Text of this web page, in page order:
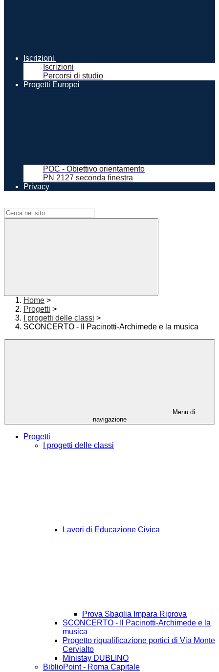
Iscrizioni
Iscrizioni
Percorsi di studio
Progetti Europei
POC - Obiettivo orientamento
PN 2127 seconda finestra
Privacy
Home >
Progetti >
I progetti delle classi >
SCONCERTO - Il Pacinotti-Archimede e la musica
Menu di
navigazione
Progetti
I progetti delle classi
Lavori di Educazione Civica
Prova Sbaglia Impara Riprova
SCONCERTO - Il Pacinotti-Archimede e la
musica
Progetto riqualificazione portici di Via Monte
Cervialto
Ministay DUBLINO
BiblioPoint - Roma Capitale